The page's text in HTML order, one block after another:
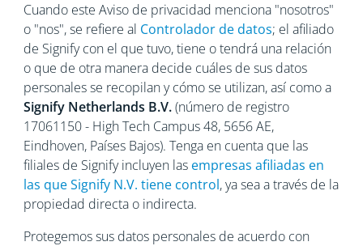
Cuando este Aviso de privacidad menciona "nosotros"
o "nos", se refiere al Controlador de datos; el afiliado
de Signify con el que tuvo, tiene o tendrá una relación
o que de otra manera decide cuáles de sus datos
personales se recopilan y cómo se utilizan, así como a
Signify Netherlands B.V.(número de registro
17061150 - High Tech Campus 48, 5656AE,
Eindhoven, Países Bajos). Tenga en cuenta que las
filiales de Signify incluyen las empresas afiliadas en
las que Signify N.V. tiene control, ya sea a través de la
propiedad directa o indirecta.
Protegemos sus datos personales de acuerdo con